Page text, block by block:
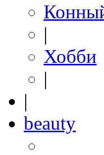
|
Хобби
|
|
beauty